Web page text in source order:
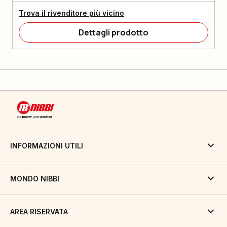
Trova il rivenditore più vicino
Dettagli prodotto
INFORMAZIONI UTILI
MONDO NIBBI
AREA RISERVATA